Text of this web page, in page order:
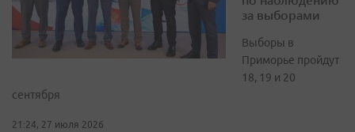
за выборами
Выборы в
Приморье пройдут
18, 19 и 20
сентября
21:24, 27 июля 2026